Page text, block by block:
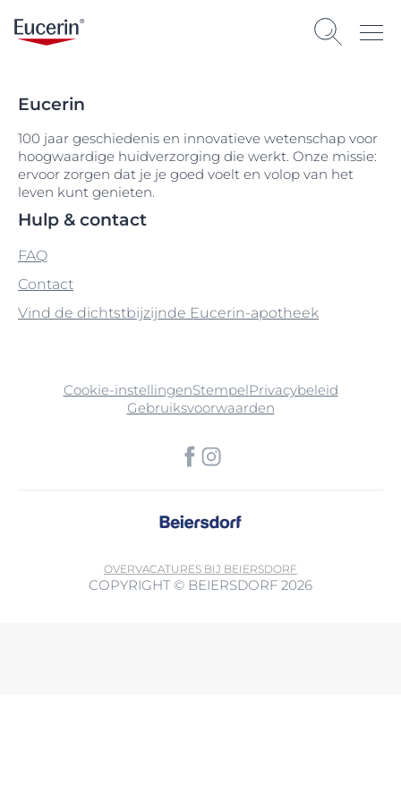
Eucerin
100 jaar geschiedenis en innovatieve wetenschap voor
hoogwaardige huidverzorging die werkt. Onze missie:
ervoor zorgen dat je je goed voelt en volop van het
leven kunt genieten.
Hulp & contact
FAQ
Contact
Vind de dichtstbijzijnde Eucerin-apotheek
Cookie-instellingenStempelPrivacybeleid
Gebruiksvoorwaarden
OVERVACATURES BIJ BEIERSDORF
COPYRIGHT © BEIERSDORF 2026